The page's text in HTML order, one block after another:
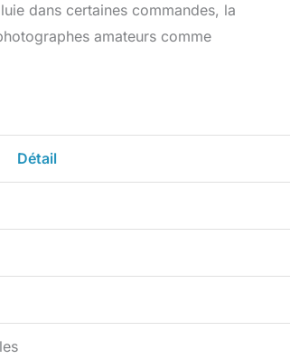
dans certaines commandes, la
amateurs comme
Détail